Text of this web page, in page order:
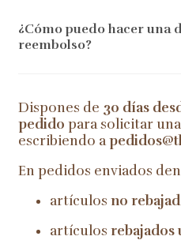
¿Cómo puedo hacer una
reembolso?
Dispones de 30 días
pedido para solicitar
escribiendo a
En pedidos enviados
artículos no
artículos rebajados